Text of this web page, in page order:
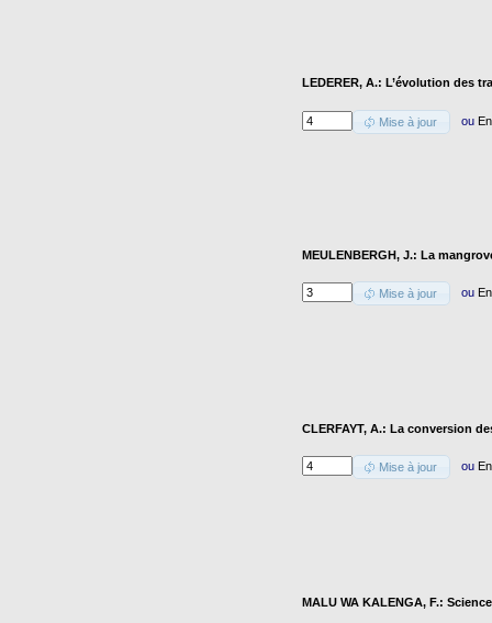
LEDERER, A.: L’évolution des
Mise à jour ou
MEULENBERGH, J.: La
Mise à jour ou
CLERFAYT, A.: La conversion
Mise à jour ou
MALU WA KALENGA, F.: